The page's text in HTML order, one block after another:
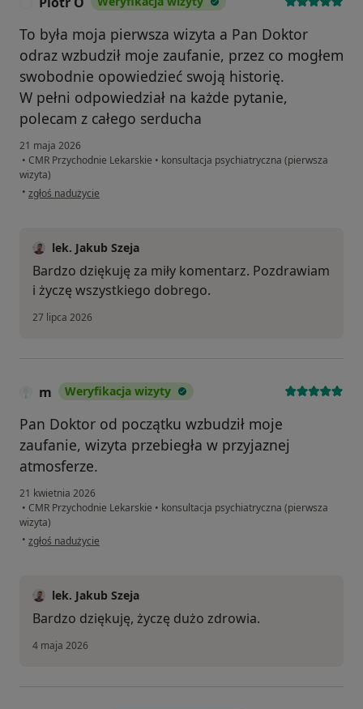
To była moja pierwsza wizyta a Pan Doktor
odraz wzbudził moje zaufanie, przez co mogłem
swobodnie opowiedzieć swoją historię.
W pełni odpowiedział na każde pytanie,
polecam z całego serducha
21 maja 2026
• CMR Przychodnie Lekarskie • konsultacja psychiatryczna (pierwsza
wizyta)
• w opinii użytkownika Piotr O
zgłoś nadużycie
lek. Jakub Szeja
Bardzo dziękuję za miły komentarz. Pozdrawiam
i życzę wszystkiego dobrego.
27 lipca 2026
m Weryfikacja wizyty
Pan Doktor od początku wzbudził moje
zaufanie, wizyta przebiegła w przyjaznej
atmosferze.
21 kwietnia 2026
• CMR Przychodnie Lekarskie • konsultacja psychiatryczna (pierwsza
wizyta)
• w opinii użytkownika m
zgłoś nadużycie
lek. Jakub Szeja
Bardzo dziękuję, życzę dużo zdrowia.
4 maja 2026